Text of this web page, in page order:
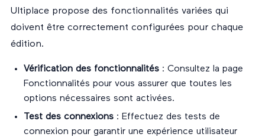
Ultiplace propose des fonctionnalités variées qui
doivent être correctement configurées pour chaque
édition.
Vérification des fonctionnalités : Consultez la page
Fonctionnalités pour vous assurer que toutes les
options nécessaires sont activées.
Test des connexions : Effectuez des tests de
connexion pour garantir une expérience utilisateur